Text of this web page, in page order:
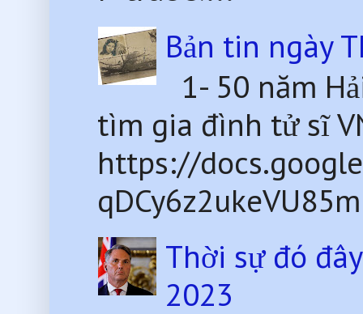
Bản tin ngày
1- 50 năm
tìm gia đình tử sĩ
https://
Thời sự đó
2023